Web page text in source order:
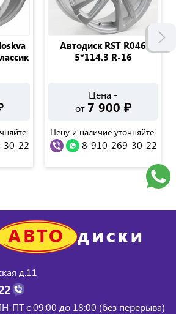
30-22
Автодиск RST R046
5*114.3 R-16
Цена -
от 7 900 ₽
Цену и наличие уточняйте:
8-910-269-30-22
АВТО ДИСКИ
д.11
ПТ с 09:00 до 18:00 (без перерыва)